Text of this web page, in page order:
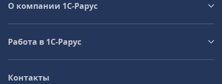
О компании 1C-Рарус
Работа в 1С‑Рарус
Контакты